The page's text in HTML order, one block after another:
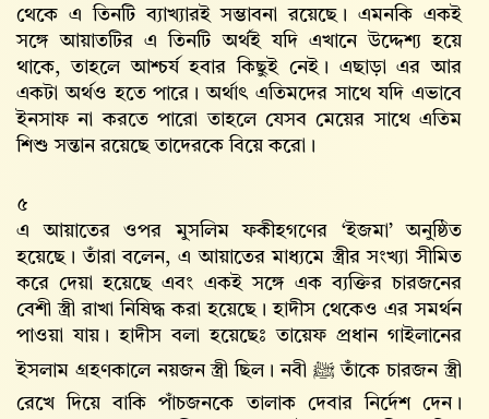
থেকে এ তিনটি ব্যাখ্যারই সম্ভাবনা রয়েছে। এমনকি একই
সঙ্গে আয়াতটির এ তিনটি অর্থই যদি এখানে উদ্দেশ্য হয়ে
থাকে, তাহলে আশ্চর্য হবার কিছুই নেই। এছাড়া এর আর
একটা অর্থও হতে পারে। অর্থাৎ এতিমদের সাথে যদি এভাবে
ইনসাফ না করতে পারো তাহলে যেসব মেয়ের সাথে এতিম
শিশু সন্তান রয়েছে তাদেরকে বিয়ে করো।
৫
এ আয়াতের ওপর মুসলিম ফকীহগণের ‘ইজমা’ অনুষ্ঠিত
হয়েছে। তাঁরা বলেন, এ আয়াতের মাধ্যমে স্ত্রীর সংখ্যা সীমিত
করে দেয়া হয়েছে এবং একই সঙ্গে এক ব্যক্তির চারজনের
বেশী স্ত্রী রাখা নিষিদ্ধ করা হয়েছে। হাদীস থেকেও এর সমর্থন
পাওয়া যায়। হাদীস বলা হয়েছেঃ তায়েফ প্রধান গাইলানের
ইসলাম গ্রহণকালে নয়জন স্ত্রী ছিল। নবী ﷺ তাঁকে চারজন স্ত্রী
রেখে দিয়ে বাকি পাঁচজনকে তালাক দেবার নির্দেশ দেন।